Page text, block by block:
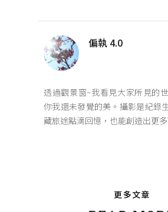
偏執 4.0
透過觀景窗~我看見大家所見的
你我還未發覺的美。攝影是紀錄
藏旅途點滴回憶，也能創造出更多
更多文章